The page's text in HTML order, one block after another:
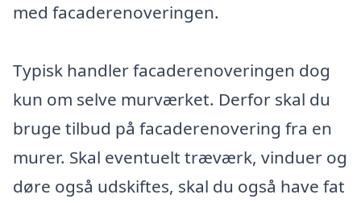
med facaderenoveringen.
Typisk handler facaderenoveringen dog
kun om selve murværket. Derfor skal du
bruge tilbud på facaderenovering fra en
murer. Skal eventuelt træværk, vinduer og
døre også udskiftes, skal du også have fat